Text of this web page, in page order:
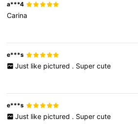
a***4
Carina
e***s
Just like pictured . Super cute
e***s
Just like pictured . Super cute